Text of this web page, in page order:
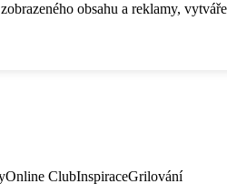
obsahu a reklamy,
Online ClubInspiraceGrilování